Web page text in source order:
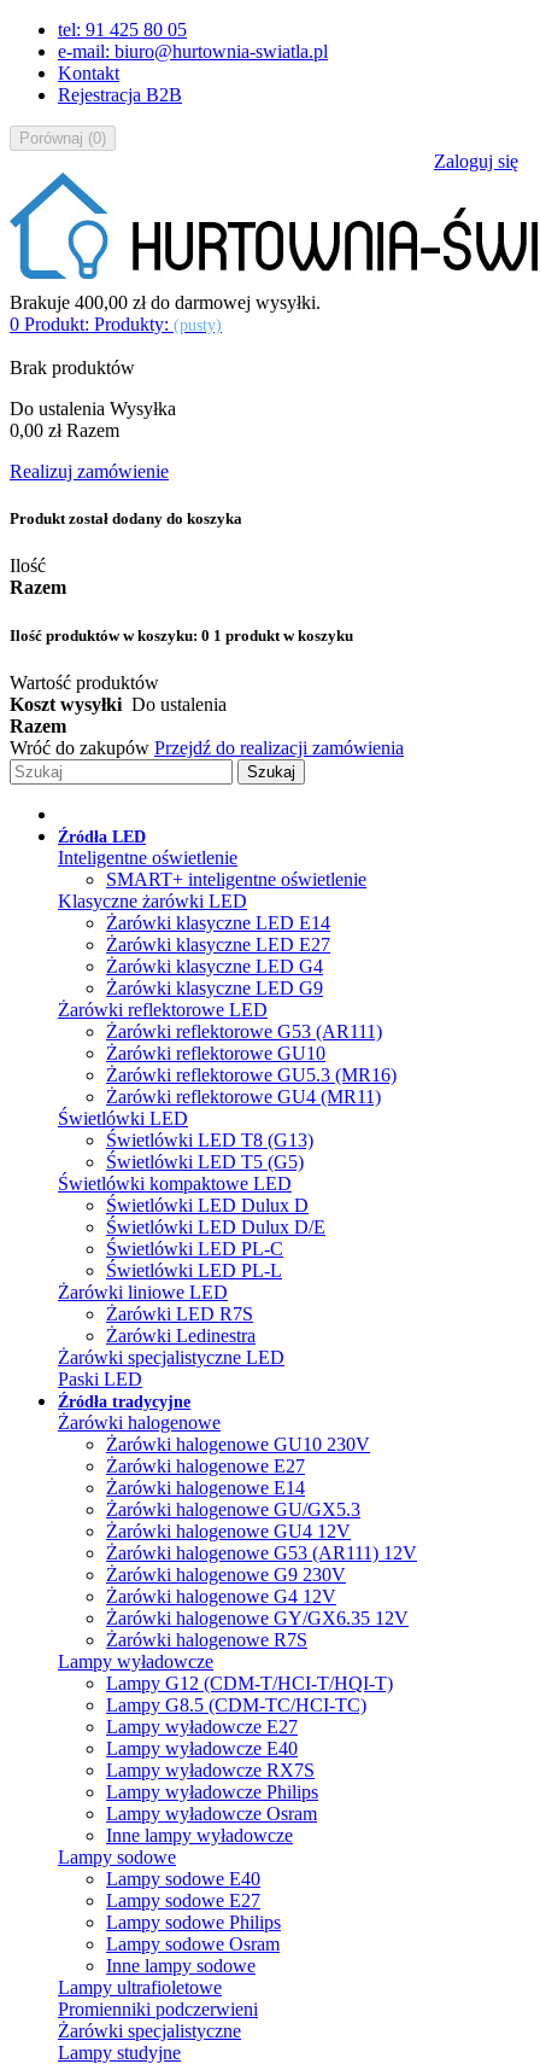
tel: 91 425 80 05
e-mail: biuro@hurtownia-swiatla.pl
Kontakt
Rejestracja B2B
Porównaj (0)
Zaloguj się
Brakuje 400,00 złdo darmowej wysyłki.
0 Produkt: Produkty: (pusty)
Brak produktów
Do ustalenia Wysyłka
0,00 zł Razem
Realizuj zamówienie
Produkt został dodany do koszyka
Ilość
Razem
Ilość produktów w koszyku: 0 1 produkt w koszyku
Wartość produktów
Koszt wysyłki Do ustalenia
Razem
Wróć do zakupów Przejdź do realizacji zamówienia
Szukaj
Źródła LED
Inteligentne oświetlenie
SMART+ inteligentne oświetlenie
Klasyczne żarówki LED
Żarówki klasyczne LED E14
Żarówki klasyczne LED E27
Żarówki klasyczne LED G4
Żarówki klasyczne LED G9
Żarówki reflektorowe LED
Żarówki reflektorowe G53 (AR111)
Żarówki reflektorowe GU10
Żarówki reflektorowe GU5.3 (MR16)
Żarówki reflektorowe GU4 (MR11)
Świetlówki LED
Świetlówki LED T8 (G13)
Świetlówki LED T5 (G5)
Świetlówki kompaktowe LED
Świetlówki LED Dulux D
Świetlówki LED Dulux D/E
Świetlówki LED PL-C
Świetlówki LED PL-L
Żarówki liniowe LED
Żarówki LED R7S
Żarówki Ledinestra
Żarówki specjalistyczne LED
Paski LED
Źródła tradycyjne
Żarówki halogenowe
Żarówki halogenowe GU10 230V
Żarówki halogenowe E27
Żarówki halogenowe E14
Żarówki halogenowe GU/GX5.3
Żarówki halogenowe GU4 12V
Żarówki halogenowe G53 (AR111) 12V
Żarówki halogenowe G9 230V
Żarówki halogenowe G4 12V
Żarówki halogenowe GY/GX6.35 12V
Żarówki halogenowe R7S
Lampy wyładowcze
Lampy G12 (CDM-T/HCI-T/HQI-T)
Lampy G8.5 (CDM-TC/HCI-TC)
Lampy wyładowcze E27
Lampy wyładowcze E40
Lampy wyładowcze RX7S
Lampy wyładowcze Philips
Lampy wyładowcze Osram
Inne lampy wyładowcze
Lampy sodowe
Lampy sodowe E40
Lampy sodowe E27
Lampy sodowe Philips
Lampy sodowe Osram
Inne lampy sodowe
Lampy ultrafioletowe
Promienniki podczerwieni
Żarówki specjalistyczne
Lampy studyjne